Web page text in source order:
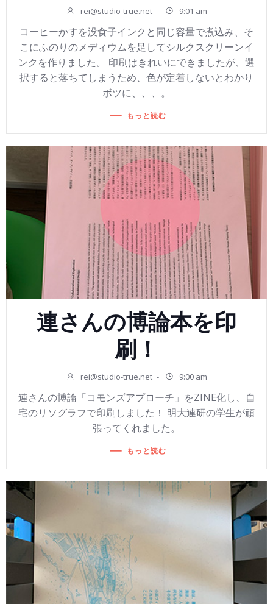
rei@studio-true.net - 9:01 am
コーヒーかすを没食子インクと同じ容量で煮込み、そ
こにふのりのメディウムを足してシルクスクリーンイ
ンクを作りました。 印刷はきれいにできましたが、選
択すると落ちてしまうため、色が定着しないとわかり
ボツに、、、。
もっと読む
連さんの博論本を印
刷！
rei@studio-true.net - 9:00 am
連さんの博論「コモンズアプローチ」をZINE化し、自
宅のリソグラフで印刷しました！ 明大連研の学生が頑
張ってくれました。
もっと読む